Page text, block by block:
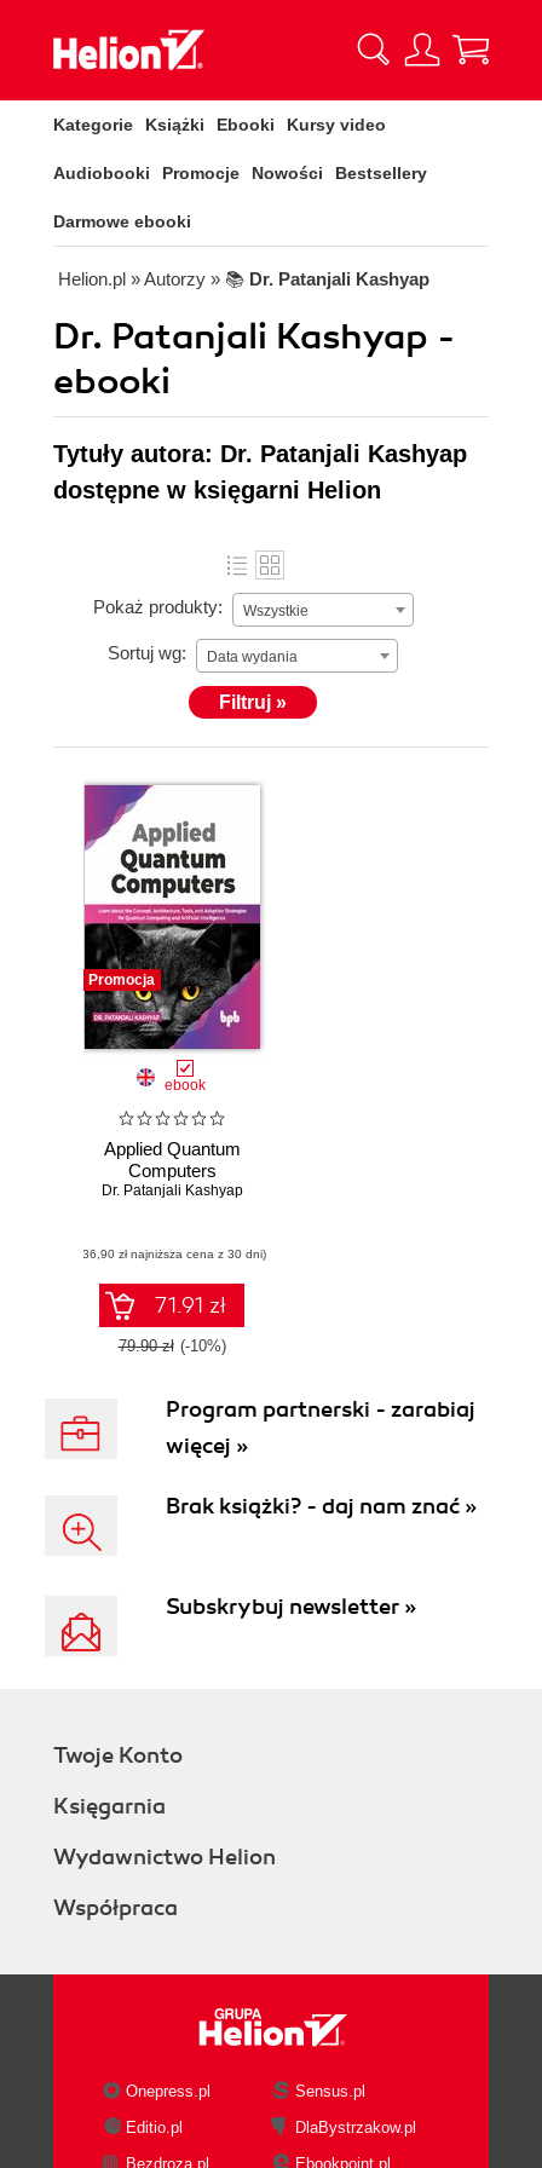
Kategorie Książki Ebooki Kursy video
Audiobooki Promocje Nowości Bestsellery
Darmowe ebooki
Helion.pl » Autorzy » 📚 Dr. Patanjali Kashyap
Dr. Patanjali Kashyap -
ebooki
Tytuły autora: Dr. Patanjali Kashyap
dostępne w księgarni Helion
Pokaż produkty: Wszystkie
Sortuj wg: Data wydania
Filtruj »
Promocja
ebook
Applied Quantum
Computers
Dr. Patanjali Kashyap
(36,90 zł najniższa cena z 30 dni)
71.91 zł
79.90 zł (-10%)
Program partnerski - zarabiaj
więcej »
Brak książki? - daj nam znać »
Subskrybuj newsletter »
Twoje Konto
Księgarnia
Wydawnictwo Helion
Współpraca
Onepress.pl
Sensus.pl
Editio.pl
DlaBystrzakow.pl
Bezdroza.pl
Ebookpoint.pl